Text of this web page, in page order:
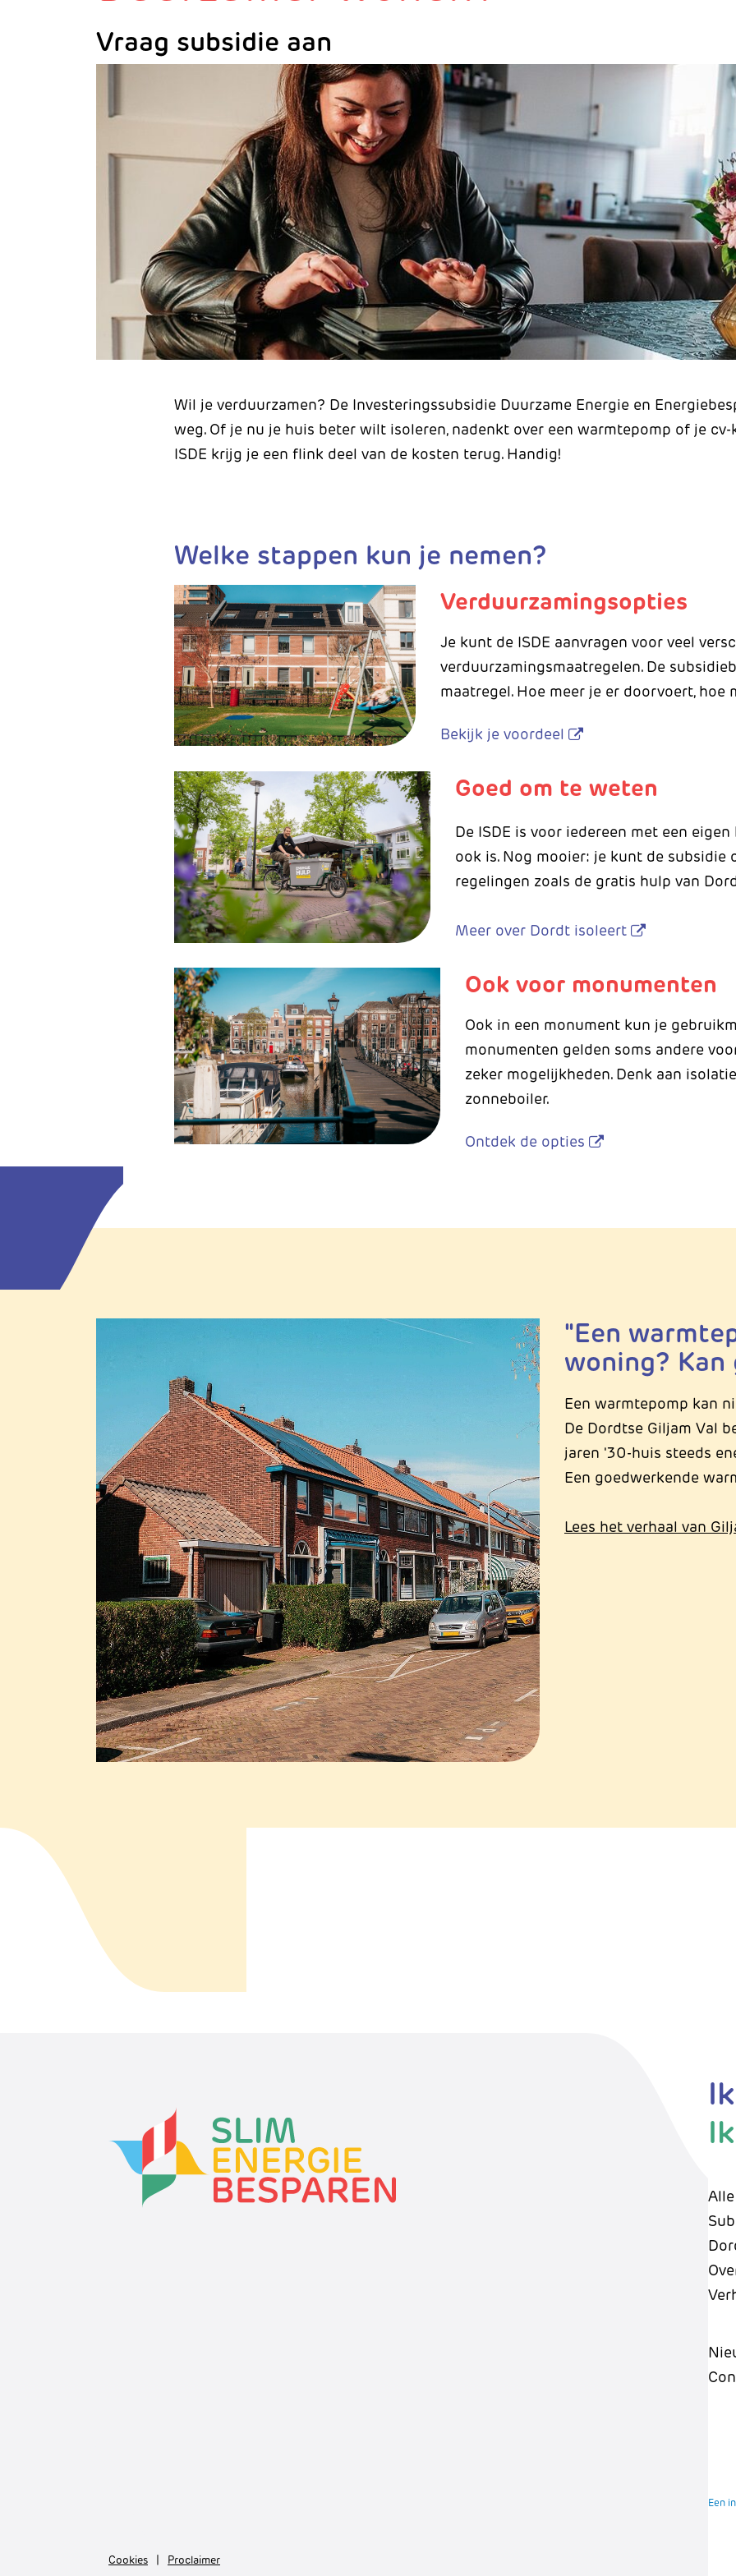
Vraag subsidie aan
Wil je verduurzamen? De Investeringssubsidie Duurzame Energie en
weg. Of je nu je huis beter wilt isoleren, nadenkt over een warmtepomp of je
ISDE krijg je een flink deel van de kosten terug. Handig!
Welke stappen kun je nemen?
Verduurzamingsopties
Je kunt de ISDE aanvragen voor veel
verduurzamingsmaatregelen. De
maatregel. Hoe meer je er doorvoert, hoe
Bekijk je voordeel
Goed om te weten
De ISDE is voor iedereen met een
ook is. Nog mooier: je kunt de subsidie
regelingen zoals de gratis hulp van
Meer over Dordt isoleert
Ook voor monumenten
Ook in een monument kun je
monumenten gelden soms andere
zeker mogelijkheden. Denk aan
zonneboiler.
Ontdek de opties
"Een
woning? Kan
Een warmtepomp kan
De Dordtse Giljam Val
jaren '30-huis steeds
Een goedwerkende
Lees het verhaal van
Een
Cookies Proclaimer